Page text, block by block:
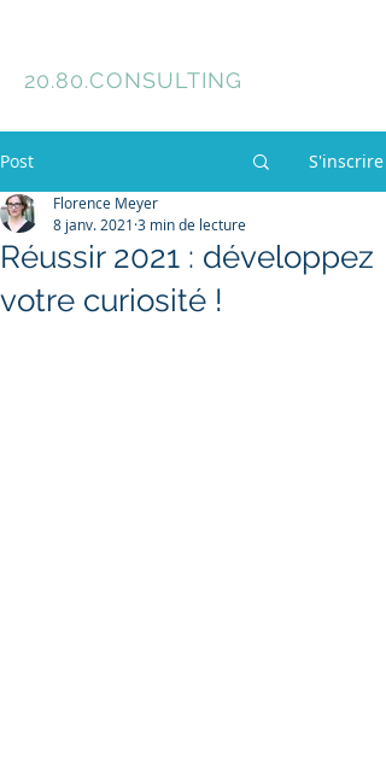
20.80.CONSULTING
Post S'inscrire
Réussir 2021 : développez
votre curiosité !
Florence Meyer
8 janv. 2021 3 min de lecture